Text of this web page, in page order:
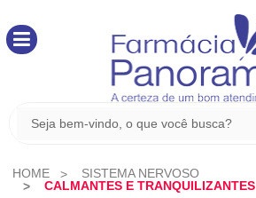
HOME
SISTEMA NERVOSO
CALMANTES E TRANQUILIZANTES